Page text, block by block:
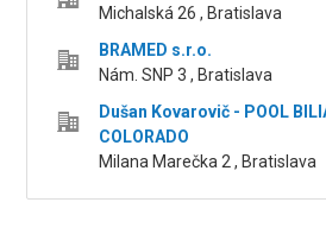
Michalská 26 , Bratislava
BRAMED s.r.o.
Nám. SNP 3 , Bratislava
Dušan Kovarovič - POOL
COLORADO
Milana Marečka 2 , Bratislava